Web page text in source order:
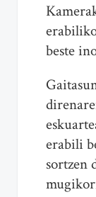
beste
erabili
sortzen